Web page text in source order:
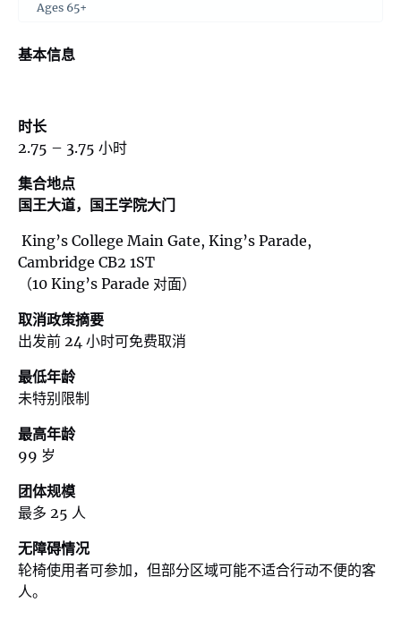
Ages 65+
基本信息
时长
2.75 – 3.75 小时
集合地点
国王大道，国王学院大门
King’s College Main Gate, King’s Parade,
Cambridge CB2 1ST
（10 King’s Parade 对面）
取消政策摘要
出发前 24 小时可免费取消
最低年龄
未特别限制
最高年龄
99 岁
团体规模
最多 25 人
无障碍情况
轮椅使用者可参加，但部分区域可能不适合行动不便的客
人。